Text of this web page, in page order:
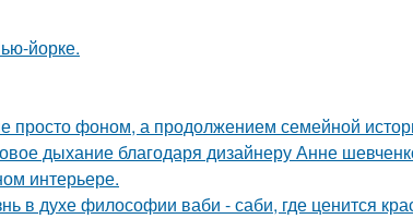
йорке.
просто фоном, а продолжением семейной
дыхание благодаря дизайнеру Анне
интерьере.
в духе философии ваби - саби, где ценится